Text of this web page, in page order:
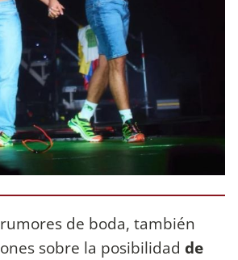
de boda, también
sobre la posibilidad de